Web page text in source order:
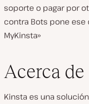
soporte o pagar por
contra Bots pone
MyKinsta»
Acerca
Kinsta es una